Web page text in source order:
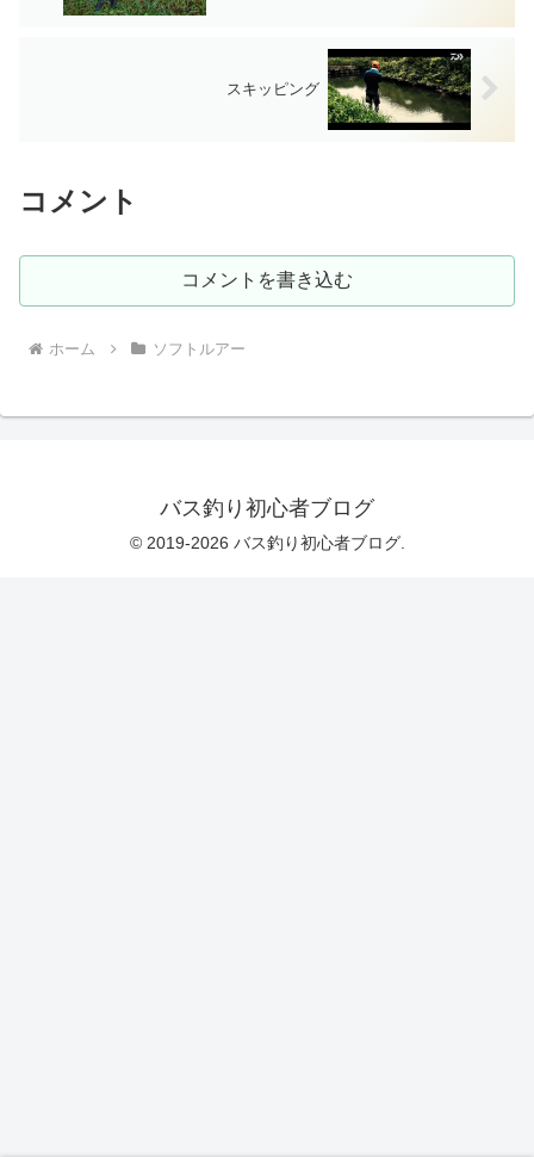
スキッピング
コメント
コメントを書き込む
ホーム ソフトルアー
バス釣り初心者ブログ
© 2019-2026 バス釣り初心者ブログ.